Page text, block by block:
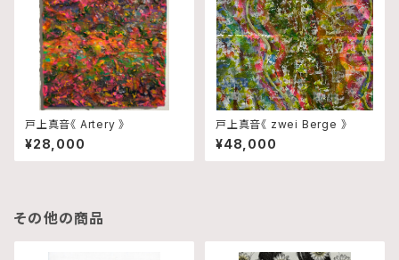
戸上真音《 Artery 》
¥28,000
戸上真音《 zwei Berge 》
¥48,000
その他の商品